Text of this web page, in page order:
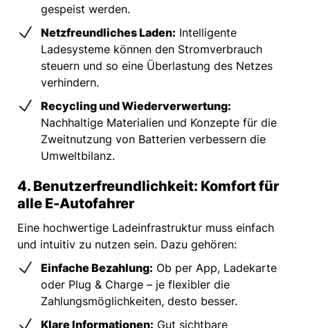
gespeist werden.
Netzfreundliches Laden: Intelligente
Ladesysteme können den Stromverbrauch
steuern und so eine Überlastung des Netzes
verhindern.
Recycling und Wiederverwertung:
Nachhaltige Materialien und Konzepte für die
Zweitnutzung von Batterien verbessern die
Umweltbilanz.
4. Benutzerfreundlichkeit: Komfort für
alle E-Autofahrer
Eine hochwertige Ladeinfrastruktur muss einfach
und intuitiv zu nutzen sein. Dazu gehören:
Einfache Bezahlung: Ob per App, Ladekarte
oder Plug & Charge – je flexibler die
Zahlungsmöglichkeiten, desto besser.
Klare Informationen: Gut sichtbare